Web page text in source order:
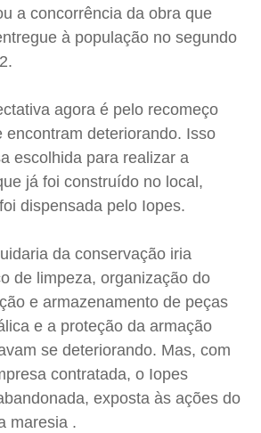
a concorrência da obra que
à população no segundo
agora é pelo recomeço
encontram deteriorando. Isso
escolhida para realizar a
já foi construído no local,
dispensada pelo Iopes.
da conservação iria
de limpeza, organização do
e armazenamento de peças
e a proteção da armação
se deteriorando. Mas, com
contratada, o Iopes
exposta às ações do
maresia .